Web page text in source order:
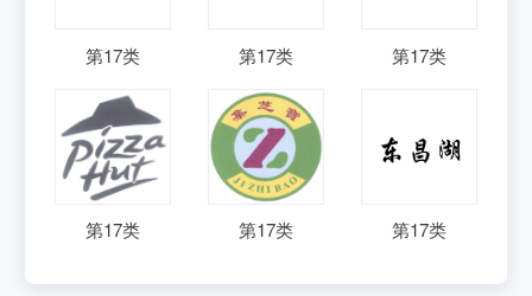
第17类 第17类 第17类
第17类 第17类 第17类